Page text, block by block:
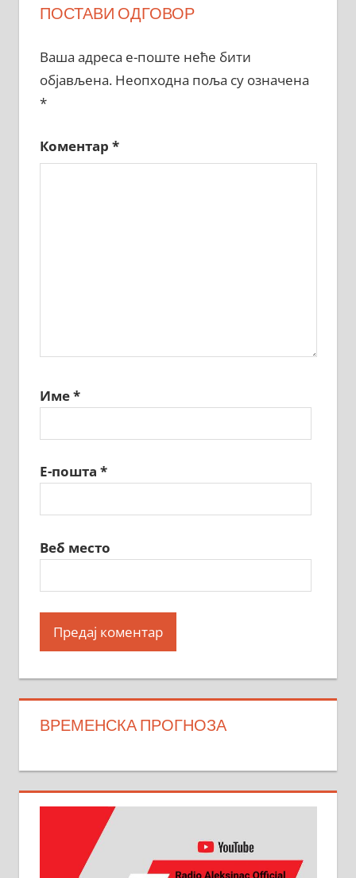
ПОСТАВИ ОДГОВОР
Ваша адреса е-поште неће бити
објављена. Неопходна поља су означена
*
Коментар *
Име*
Е-пошта *
Веб место
ВРЕМЕНСКА ПРОГНОЗА